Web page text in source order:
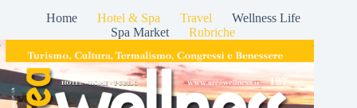
Home Hotel & Spa Travel
Wellness Life
Spa Market
Rubriche